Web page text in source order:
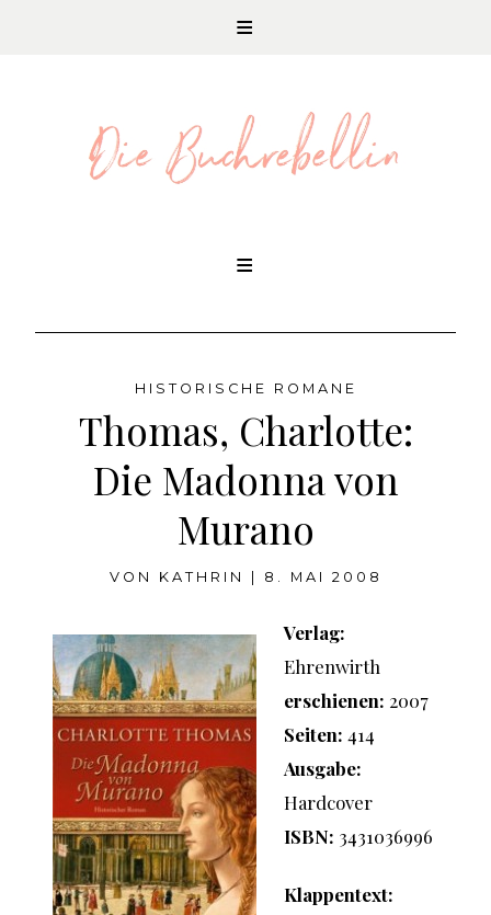
HISTORISCHE ROMANE
Thomas, Charlotte:
Die Madonna von
Murano
VON KATHRIN 8. MAI 2008
Verlag:
Ehrenwirth
erschienen: 2007
Seiten: 414
Ausgabe:
Hardcover
ISBN: 3431036996
Klappentext: